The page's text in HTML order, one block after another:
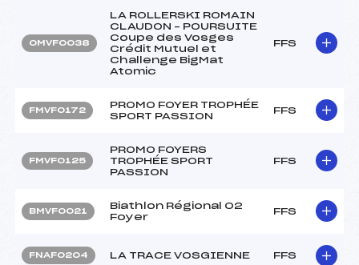
OMVF0038
LA ROLLERSKI ROMAIN
CLAUDON – POURSUITE
Coupe des Vosges
Crédit Mutuel et
Challenge BigMat
Atomic
FFS
FMVF0172
PROMO FOYER TROPHÉE
SPORT PASSION
FFS
FMVF0125
PROMO FOYERS
TROPHÉE SPORT
PASSION
FFS
BMVF0021
Biathlon Régional 02
Foyer
FFS
FNAF0204 LA TRACE VOSGIENNE FFS